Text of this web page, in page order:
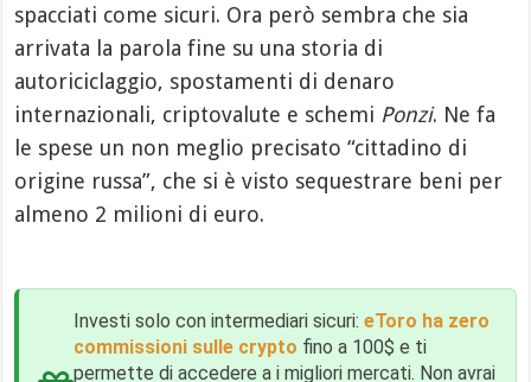
spacciati come sicuri. Ora però sembra che sia
arrivata la parola fine su una storia di
autoriciclaggio, spostamenti di denaro
internazionali, criptovalute e schemi Ponzi. Ne fa
le spese un non meglio precisato “cittadino di
origine russa”, che si è visto sequestrare beni per
almeno 2 milioni di euro.
Investi solo con intermediari sicuri:eToro ha zero
commissioni sulle crypto fino a 100$ e ti
permette di accedere a i migliori mercati. Non avrai